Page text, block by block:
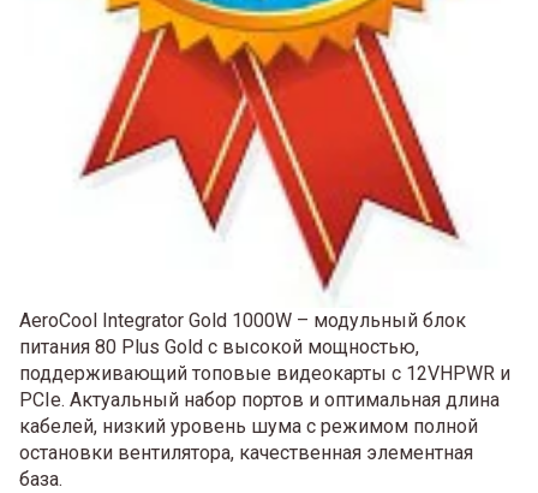
AeroCool Integrator Gold 1000W – модульный блок
питания 80 Plus Gold с высокой мощностью,
поддерживающий топовые видеокарты с 12VHPWR и
PCIe. Актуальный набор портов и оптимальная длина
кабелей, низкий уровень шума с режимом полной
остановки вентилятора, качественная элементная
база.